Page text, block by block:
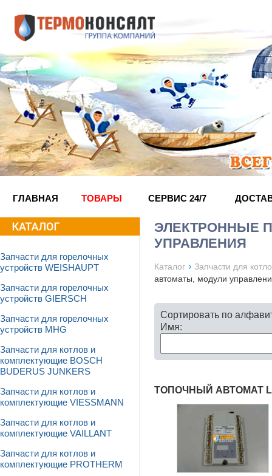
ГЛАВНАЯ ТОВАРЫ СЕРВИС 24/7
Запчасти для горелочных
устройств WEISHAUPT
Запчасти для горелочных
устройств GIERSCH
Запчасти для горелочных
устройств MHG
Запчасти для котлов и
комплектующие BOSCH
BUDERUS JUNKERS
Запчасти для котлов и
комплектующие VIESSMANN
Запчасти для котлов и
комплектующие VAILLANT
Запчасти для котлов и
комплектующие PROTHERM
ЭЛЕКТРОННЫЕ
УПРАВЛЕНИЯ
Каталог › Запчасти для
автоматы, модули
Сортировать по
Имя:
ТОПОЧНЫЙ АВТОМАТ